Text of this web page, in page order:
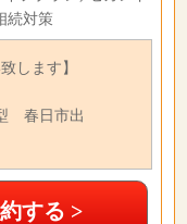
続対策
します】
春日市出
する >